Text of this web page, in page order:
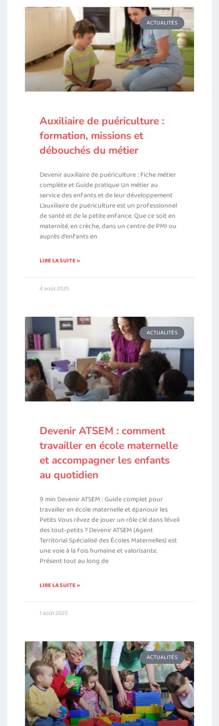
ACTUALITÉS
Auxiliaire de puériculture :
formation, missions et
débouchés du métier
Devenir auxiliaire de puériculture : Fiche métier
complète et Guide pratique Un métier au
service des enfants et de leur développement
L’auxiliaire de puériculture est un professionnel
de santé et de la petite enfance. Que ce soit en
maternité, en crèche, dans un centre de PMI ou
auprès d’enfants en
LIRE LA SUITE »
4 août 2025
ACTUALITÉS
Devenir ATSEM : comment
travailler en école maternelle
et accompagner les enfants
au quotidien
9 min Devenir ATSEM : Guide complet pour
travailler en école maternelle et épanouir les
Petits Vous rêvez de jouer un rôle clé dans l’éveil
des tout-petits ? Devenir ATSEM (Agent
Territorial Spécialisé des Écoles Maternelles) est
une voie à la fois humaine et valorisante.
Présent tout au long de
LIRE LA SUITE »
1 août 2025
ACTUALITÉS